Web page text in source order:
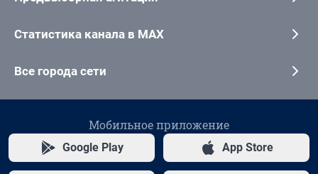
Статистика канала в MAX
Все города сети
Мобильное приложение
Google Play App Store